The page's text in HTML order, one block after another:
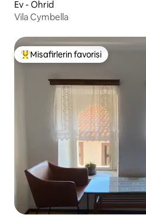
Ev - Ohrid
Vila Cymbella
Misafirlerin favorilerinden en
Misafirlerin favorisi